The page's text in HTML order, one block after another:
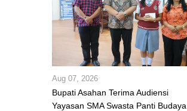
Aug 07, 2026
Bupati Asahan Terima Audiensi
Yayasan SMA Swasta Panti Budaya